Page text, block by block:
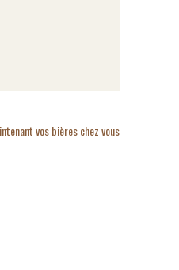
vos bières chez vous